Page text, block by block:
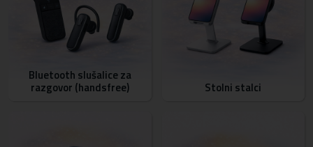
Bluetooth slušalice za
razgovor (handsfree) Stolni stalci